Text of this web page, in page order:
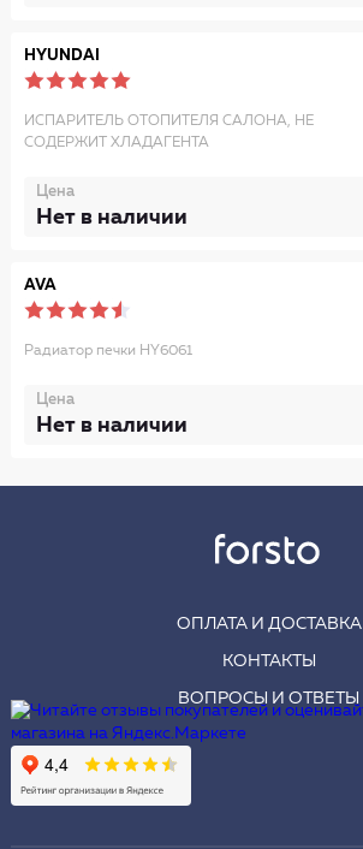
HYUNDAI
ИСПАРИТЕЛЬ ОТОПИТЕЛЯ САЛОНА, НЕ
СОДЕРЖИТ ХЛАДАГЕНТА
Цена
Нет в наличии
AVA
Радиатор печки HY6061
Цена
Нет в наличии
ОПЛАТА И ДОСТАВКА
КОНТАКТЫ
ВОПРОСЫ И ОТВЕТЫ